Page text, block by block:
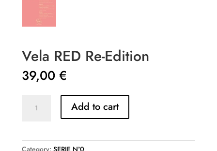
Vela RED Re-Edition
39,00 €
quantity
Add to cart